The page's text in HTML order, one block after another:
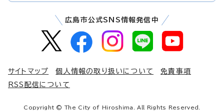
広島市公式SNS情報発信中
サイトマップ 個人情報の取り扱いについて
免責事項
RSS配信について
Copyright © The City of Hiroshima. All Rights Reserved.